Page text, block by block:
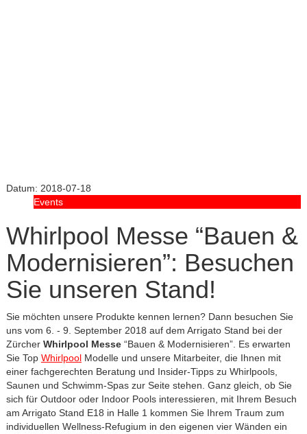
Datum: 2018-07-18
Events
Whirlpool Messe “Bauen &
Modernisieren”: Besuchen
Sie unseren Stand!
Sie möchten unsere Produkte kennen lernen? Dann besuchen Sie
uns vom 6. - 9. September 2018 auf dem Arrigato Stand bei der
Zürcher Whirlpool Messe“Bauen & Modernisieren”. Es erwarten
Sie Top WhirlpoolModelle und unsere Mitarbeiter, die Ihnen mit
einer fachgerechten Beratung und Insider-Tipps zu Whirlpools,
Saunen und Schwimm-Spas zur Seite stehen. Ganz gleich, ob Sie
sich für Outdoor oder Indoor Pools interessieren, mit Ihrem Besuch
am Arrigato Stand E18 in Halle 1 kommen Sie Ihrem Traum zum
individuellen Wellness-Refugium in den eigenen vier Wänden ein